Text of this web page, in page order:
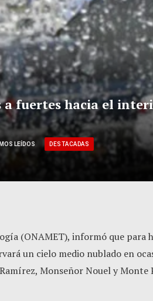
a fuertes hacia el
LEÍDOS DESTACADAS
(ONAMET), informó que para
un cielo medio nublado en
Monseñor Nouel y Monte